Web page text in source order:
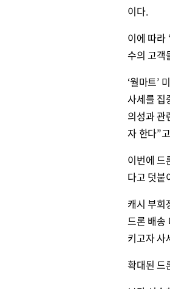
이다.
이에 따라
수의 고객
‘월마트’
사세를 집
의성과 관
자 한다”
이번에 드
다고 덧붙
캐시 부회
드론 배송
키고자 사
확대된 드